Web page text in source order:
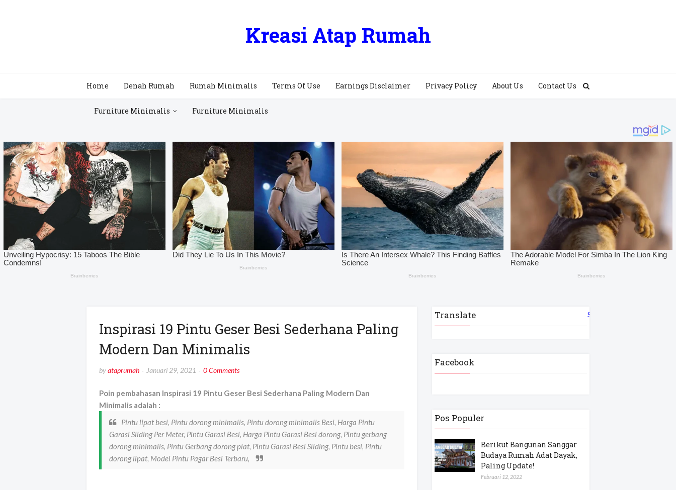
Kreasi Atap Rumah
Home Denah Rumah Rumah Minimalis Terms Of Use Earnings Disclaimer Privacy Policy About Us Contact Us
Furniture Minimalis Furniture Minimalis
Inspirasi 19 Pintu Geser Besi Sederhana Paling
Modern Dan Minimalis
byataprumah Januari 29, 2021 0 Comments
Poin pembahasan Inspirasi 19 Pintu Geser Besi Sederhana Paling Modern Dan
Minimalis adalah :
Pintu lipat besi, Pintu dorong minimalis, Pintu dorong minimalis Besi, Harga Pintu
Garasi Sliding Per Meter, Pintu Garasi Besi, Harga Pintu Garasi Besi dorong, Pintu gerbang
dorong minimalis, Pintu Gerbang dorong plat, Pintu Garasi Besi Sliding, Pintu besi, Pintu
dorong lipat, Model Pintu Pagar Besi Terbaru,
Translate Select Language
Facebook
Pos Populer
Berikut Bangunan Sanggar
Budaya Rumah Adat Dayak,
Paling Update!
Februari 12, 2022